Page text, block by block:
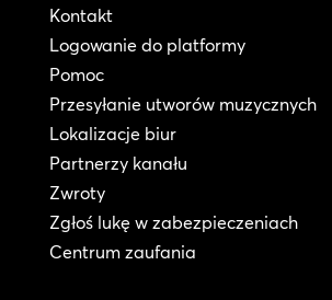
Kontakt
Logowanie do platformy
Pomoc
Przesyłanie utworów muzycznych
Lokalizacje biur
Partnerzy kanału
Zwroty
Zgłoś lukę w zabezpieczeniach
Centrum zaufania